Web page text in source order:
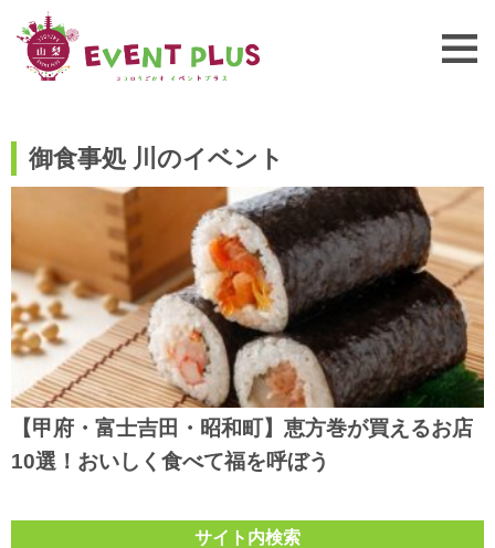
御食事処 川のイベント
【甲府・富士吉田・昭和町】恵方巻が買えるお店
10選！おいしく食べて福を呼ぼう
サイト内検索